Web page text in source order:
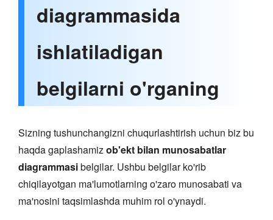
diagrammasida
ishlatiladigan
belgilarni o'rganing
Sizning tushunchangizni chuqurlashtirish uchun biz bu
haqda gaplashamizob'ekt bilan munosabatlar
diagrammasibelgilar. Ushbu belgilar ko'rib
chiqilayotgan ma'lumotlarning o'zaro munosabati va
ma'nosini taqsimlashda muhim rol o'ynaydi.